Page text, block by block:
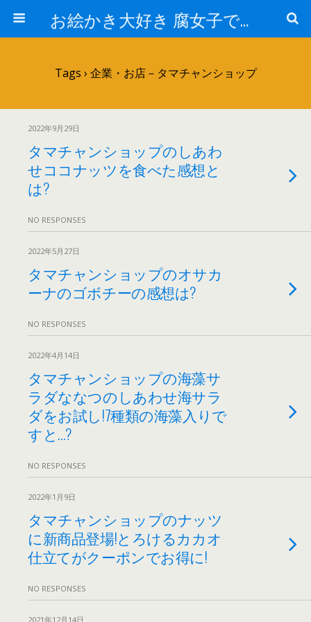
お絵かき大好き 腐女子でゲーマーのおかしな生活
Tags › 企業・お店－タマチャンショップ
2022年9月29日
タマチャンショップのしあわ
せココナッツを食べた感想と
は?
NO RESPONSES
2022年5月27日
タマチャンショップのオサカ
ーナのゴボチーの感想は?
NO RESPONSES
2022年4月14日
タマチャンショップの海藻サ
ラダななつのしあわせ海サラ
ダをお試し!7種類の海藻入りで
すと…?
NO RESPONSES
2022年1月9日
タマチャンショップのナッツ
に新商品登場!とろけるカカオ
仕立てがクーポンでお得に!
NO RESPONSES
2021年12月14日